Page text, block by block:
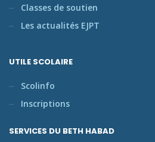
Classes de soutien
Les actualités EJPT
UTILE SCOLAIRE
Scolinfo
Inscriptions
SERVICES DU BETH HABAD